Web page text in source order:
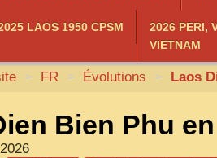
LAOS 1950 CPSM
2026 PERI,
VIETNAM
> FR > Évolutions > Laos
Bien Phu